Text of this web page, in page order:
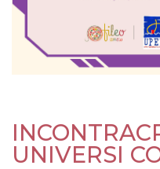
UNIVERSI